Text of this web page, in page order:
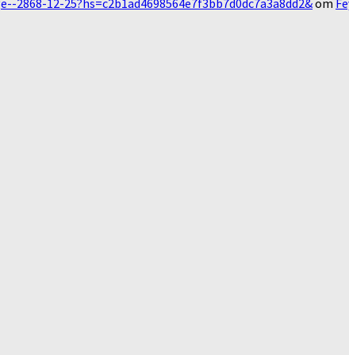
2868-12-25?hs=c2b1ad4698564e7f3bb7d0dc7a3a8dd2&om